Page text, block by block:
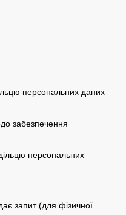
персональних даних
забезпечення
персональних
запит (для фізичної